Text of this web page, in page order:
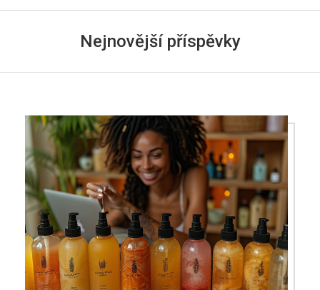
Nejnovější příspěvky